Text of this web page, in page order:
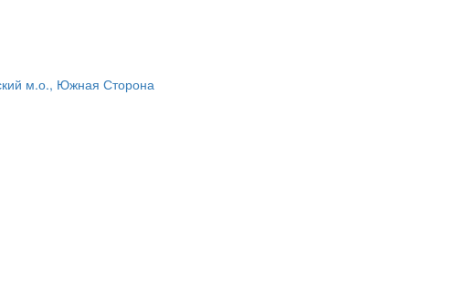
м.о., Южная Сторона